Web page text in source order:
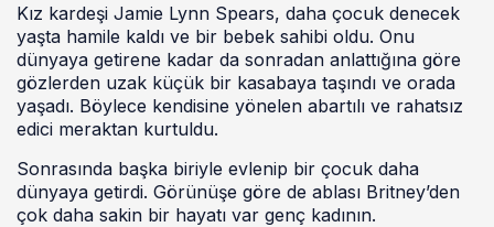
Kız kardeşi Jamie Lynn Spears, daha çocuk denecek
yaşta hamile kaldı ve bir bebek sahibi oldu. Onu
dünyaya getirene kadar da sonradan anlattığına göre
gözlerden uzak küçük bir kasabaya taşındı ve orada
yaşadı. Böylece kendisine yönelen abartılı ve rahatsız
edici meraktan kurtuldu.
Sonrasında başka biriyle evlenip bir çocuk daha
dünyaya getirdi. Görünüşe göre de ablası Britney’den
çok daha sakin bir hayatı var genç kadının.